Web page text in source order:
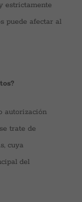
estrictamente
puede afectar al
autorización
trate de
cuya
del